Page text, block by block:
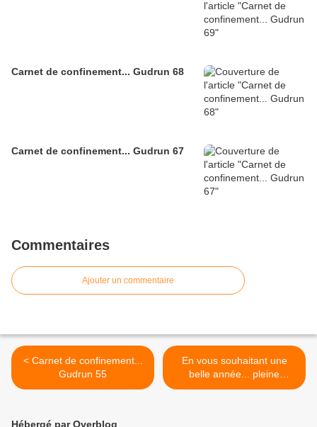
Carnet de confinement... Gudrun 68
Carnet de confinement... Gudrun 67
Commentaires
Ajouter un commentaire
< Carnet de confinement...
Gudrun 55
En vous souhaitant une
belle année... pleine
d'espoir >
Hébergé par Overblog